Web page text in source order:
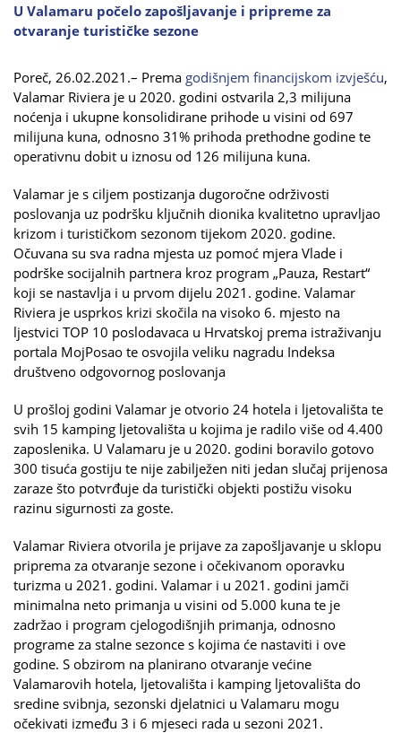
U Valamaru počelo zapošljavanje i pripreme za
otvaranje turističke sezone
Poreč, 26.02.2021.– Prema godišnjem financijskom izvješću,
Valamar Riviera je u 2020. godini ostvarila 2,3 milijuna
noćenja i ukupne konsolidirane prihode u visini od 697
milijuna kuna, odnosno 31% prihoda prethodne godine te
operativnu dobit u iznosu od 126 milijuna kuna.
Valamar je s ciljem postizanja dugoročne održivosti
poslovanja uz podršku ključnih dionika kvalitetno upravljao
krizom i turističkom sezonom tijekom 2020. godine.
Očuvana su sva radna mjesta uz pomoć mjera Vlade i
podrške socijalnih partnera kroz program „Pauza, Restart“
koji se nastavlja i u prvom dijelu 2021. godine. Valamar
Riviera je usprkos krizi skočila na visoko 6. mjesto na
ljestvici TOP 10 poslodavaca u Hrvatskoj prema istraživanju
portala MojPosao te osvojila veliku nagradu Indeksa
društveno odgovornog poslovanja
U prošloj godini Valamar je otvorio 24 hotela i ljetovališta te
svih 15 kamping ljetovališta u kojima je radilo više od 4.400
zaposlenika. U Valamaru je u 2020. godini boravilo gotovo
300 tisuća gostiju te nije zabilježen niti jedan slučaj prijenosa
zaraze što potvrđuje da turistički objekti postižu visoku
razinu sigurnosti za goste.
Valamar Riviera otvorila je prijave za zapošljavanje u sklopu
priprema za otvaranje sezone i očekivanom oporavku
turizma u 2021. godini. Valamar i u 2021. godini jamči
minimalna neto primanja u visini od 5.000 kuna te je
zadržao i program cjelogodišnjih primanja, odnosno
programe za stalne sezonce s kojima će nastaviti i ove
godine. S obzirom na planirano otvaranje većine
Valamarovih hotela, ljetovališta i kamping ljetovališta do
sredine svibnja, sezonski djelatnici u Valamaru mogu
očekivati između 3 i 6 mjeseci rada u sezoni 2021.